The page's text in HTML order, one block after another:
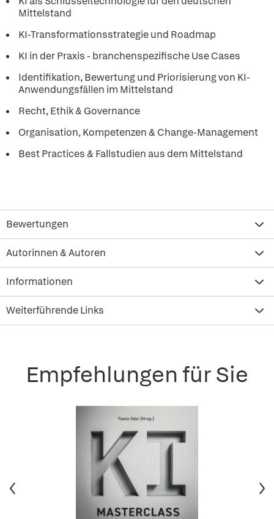
Mittelstand
KI-Transformationsstrategie und Roadmap
KI in der Praxis - branchenspezifische Use Cases
Identifikation, Bewertung und Priorisierung von KI-
Anwendungsfällen im Mittelstand
Recht, Ethik & Governance
Organisation, Kompetenzen & Change-Management
Best Practices & Fallstudien aus dem Mittelstand
Bewertungen
Autorinnen & Autoren
Informationen
Weiterführende Links
Empfehlungen für Sie